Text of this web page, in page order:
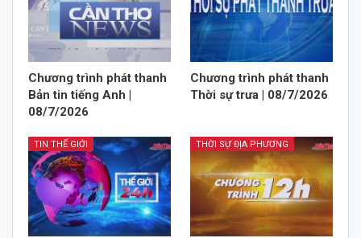
Chương trình phát thanh
Bản tin tiếng Anh |
08/7/2026
Chương trình phát thanh
Thời sự trưa | 08/7/2026
TIN THẾ GIỚI THỜI SỰ ĐỊA PHƯƠNG